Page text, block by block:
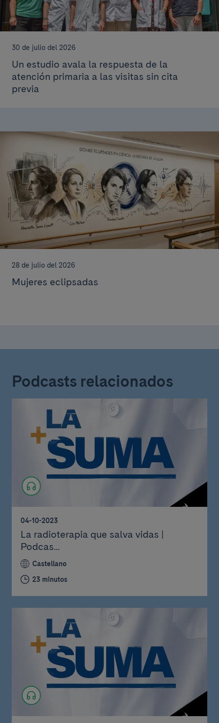
30 de julio del 2026
Un estudio avala la respuesta de la
atención primaria a las visitas sin cita
previa
28 de julio del 2026
Mujeres eclipsadas
Podcasts relacionados
04-10-2023
La radioterapia que salva vidas |
Podcas...
Castellano
23 minutos